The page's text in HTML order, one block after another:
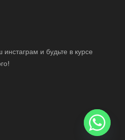
и будьте в курсе